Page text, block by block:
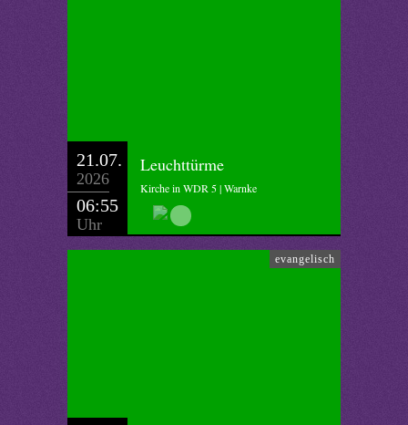
21.07.
2026
06:55
Uhr
Leuchttürme
Kirche in WDR 5 | Warnke
evangelisch